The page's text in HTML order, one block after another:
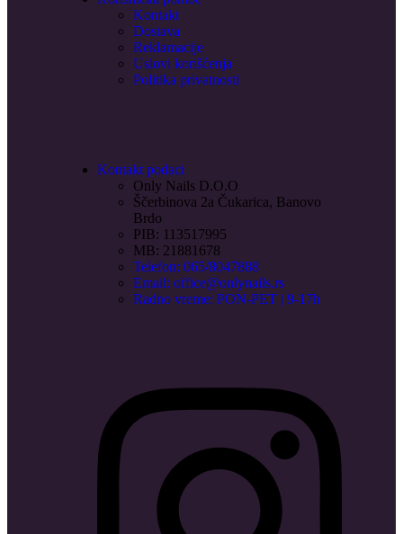
Kontakt
Dostava
Reklamacije
Uslovi korišćenja
Politika privatnosti
Kontakt podaci
Only Nails D.O.O
Ščerbinova 2a Čukarica, Banovo
Brdo
PIB: 113517995
MB: 21881678
Telefon: 065/8047888
Email: office@onlynails.rs
Radno vreme: PON-PET | 9-17h